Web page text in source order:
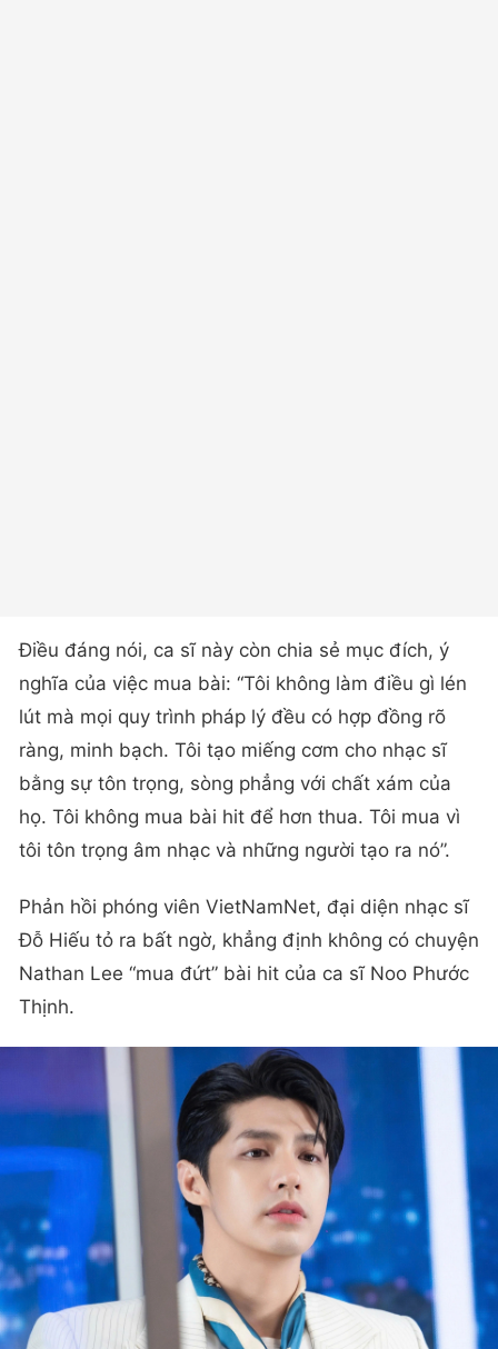
Điều đáng nói, ca sĩ này còn chia sẻ mục đích, ý
nghĩa của việc mua bài: “Tôi không làm điều gì lén
lút mà mọi quy trình pháp lý đều có hợp đồng rõ
ràng, minh bạch. Tôi tạo miếng cơm cho nhạc sĩ
bằng sự tôn trọng, sòng phẳng với chất xám của
họ. Tôi không mua bài hit để hơn thua. Tôi mua vì
tôi tôn trọng âm nhạc và những người tạo ra nó”.
Phản hồi phóng viên VietNamNet, đại diện nhạc sĩ
Đỗ Hiếu tỏ ra bất ngờ, khẳng định không có chuyện
Nathan Lee “mua đứt” bài hit của ca sĩ Noo Phước
Thịnh.